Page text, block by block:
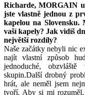
Richarde, MORGAIN
jste vlastně jednou z
kapelou na Slovensku.
vaší kapely? Jak vidíš
největší rozdíly?
Naše začátky nebyli nic
najít vlastní způsob
jednoduché,
skupin.Další drobný
hrát, ale neměl jsem
tvoří. Aby si mi